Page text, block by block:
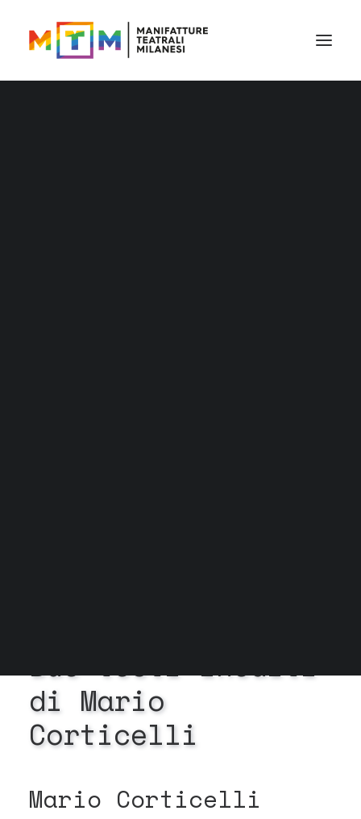
Il cartellone
Due testi inediti
di Mario
Corticelli
Mario Corticelli